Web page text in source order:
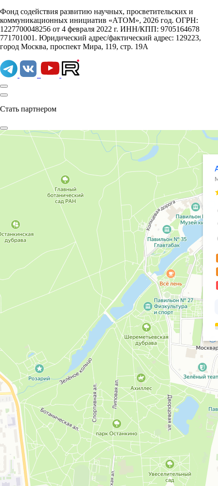
Фонд содействия развитию научных, просветительских и
коммуникационных инициатив «АТОМ», 2026 год. ОГРН:
1227700048256 от 4 февраля 2022 г. ИНН/КПП: 9705164678
771701001. Юридический адрес/фактический адрес: 129223,
город Москва, проспект Мира, 119, стр. 19А
Стать партнером